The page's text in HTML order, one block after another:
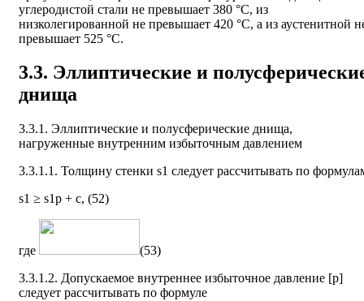
углеродистой стали не превышает 380 °С, из
низколегированной не превышает 420 °С, а из аустенитной
превышает 525 °С.
3.3. Эллиптические и
днища
3.3.1. Эллиптические и полусферические днища,
нагруженные внутренним избыточным давлением
3.3.1.1. Толщину стенки s1 следует рассчитывать по
s1 ≥ s1p + c, (52)
где
(53)
3.3.1.2. Допускаемое внутреннее избыточное давление [р]
следует рассчитывать по формуле